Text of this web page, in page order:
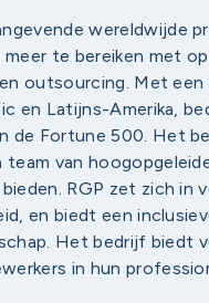
wereldwijde
te bereiken met
outsourcing. Met een
en Latijns-Amerika,
de Fortune 500. Het
team van
RGP zet zich in
en biedt een
Het bedrijf biedt
in hun